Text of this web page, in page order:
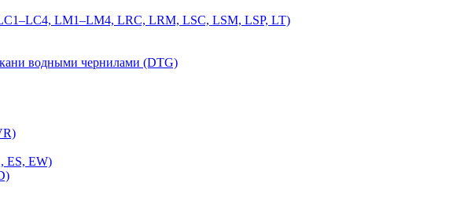
LM1–LM4, LRC, LRM, LSC, LSM, LSP, LT)
водными чернилами (DTG)
ES, EW)